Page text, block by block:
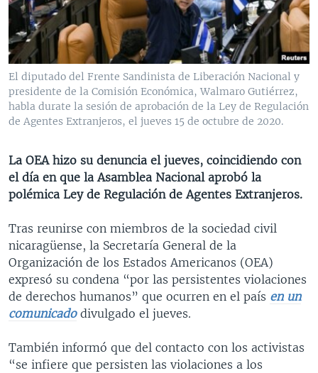
VENEZUELA
BRASIL
NICARAGUA
ECONOMÍA
ENTRETENIMIENTO Y CULTURA
TECNOLOGÍA
DEPORTES
MULTIMEDIA
VIDEOS
FOTOGRAFÍA
AUDIOS
PROGRAMAS TV
EL MUNDO AL DÍA
FORO INTERAMERICANO
PANORAMA
RADIO
AVANCE INFORMATIVO
ESTADOS UNIDOS AL DÍA
EL MUNDO AL DÍA [RADIO]
DEPORTIVO INTERNACIONAL
NOTA ECONÓMICA
ENTRETENIMIENTO
DIRECT
DOCUMENTALES DE LA VOA
SÍGANOS
Idiomas
El diputado del Frente Sandinista de Liberación Nacional y
presidente de la Comisión Económica, Walmaro Gutiérrez,
habla durate la sesión de aprobación de la Ley de Regulación
de Agentes Extranjeros, el jueves 15 de octubre de 2020.
La OEA hizo su denuncia el jueves, coincidiendo con
el día en que la Asamblea Nacional aprobó la
polémica Ley de Regulación de Agentes Extranjeros.
Tras reunirse con miembros de la sociedad civil
nicaragüense, la Secretaría General de la
Organización de los Estados Americanos (OEA)
expresó su condena “por las persistentes violaciones
de derechos humanos” que ocurren en el país en un
comunicadodivulgado el jueves.
También informó que del contacto con los activistas
“se infiere que persisten las violaciones a los